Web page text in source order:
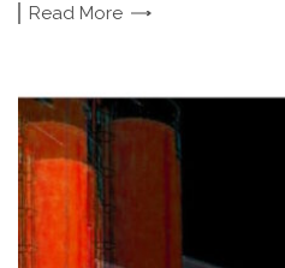
Read More